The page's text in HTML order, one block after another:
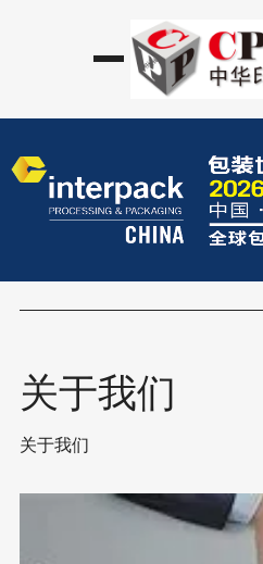
关于我们
关于我们